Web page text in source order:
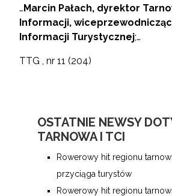
…Marcin Pałach, dyrektor
Informacji,
Informacji Turystycznej;…
TTG , nr 11 (204)
OSTATNIE NEWSY
TARNOWA I TCI
Rowerowy hit regionu
przyciąga turystów
Rowerowy hit regionu